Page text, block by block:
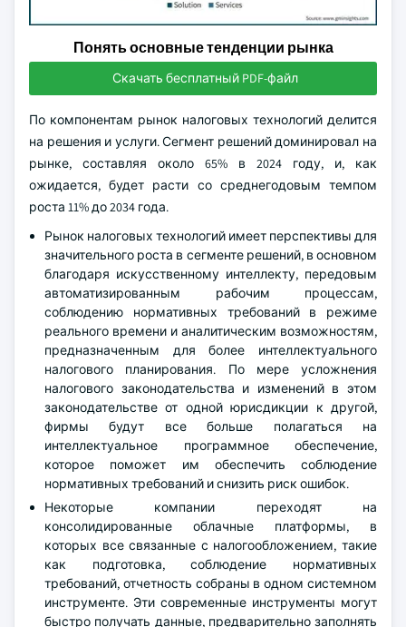
Понять основные тенденции рынка
Скачать бесплатный PDF-файл
По компонентам рынок налоговых технологий делится
на решения и услуги. Сегмент решений доминировал на
рынке, составляя около 65% в 2024 году, и, как
ожидается, будет расти со среднегодовым темпом
роста 11% до 2034 года.
Рынок налоговых технологий имеет перспективы для
значительного роста в сегменте решений, в основном
благодаря искусственному интеллекту, передовым
автоматизированным рабочим процессам,
соблюдению нормативных требований в режиме
реального времени и аналитическим возможностям,
предназначенным для более интеллектуального
налогового планирования. По мере усложнения
налогового законодательства и изменений в этом
законодательстве от одной юрисдикции к другой,
фирмы будут все больше полагаться на
интеллектуальное программное обеспечение,
которое поможет им обеспечить соблюдение
нормативных требований и снизить риск ошибок.
Некоторые компании переходят на
консолидированные облачные платформы, в
которых все связанные с налогообложением, такие
как подготовка, соблюдение нормативных
требований, отчетность собраны в одном системном
инструменте. Эти современные инструменты могут
быстро получать данные, предварительно заполнять